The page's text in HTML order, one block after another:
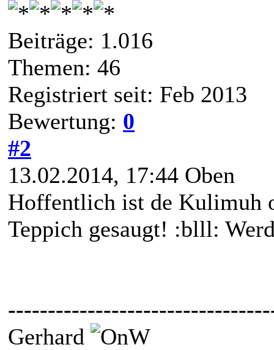
Beiträge: 1.016
Themen: 46
Registriert seit: Feb 2013
Bewertung: 0
#2
13.02.2014, 17:44 Oben
Hoffentlich ist de Kulimuh
Teppich gesaugt! :blll:
Gerhard